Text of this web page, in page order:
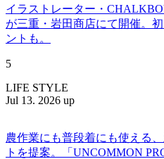
イラストレーター・
が三重・岩田商店にて開催。
ントも。
5
LIFE STYLE
Jul 13. 2026 up
農作業にも普段着にも使える
トを提案。「UNCOMMON